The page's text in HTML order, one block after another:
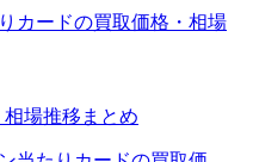
場推移まとめ